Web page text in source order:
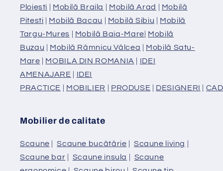
Ploiesti | Mobilă Braila | Mobilă Arad | Mobilă
Pitesti | Mobilă Bacau | Mobilă Sibiu | Mobilă
Targu-Mures | Mobilă Baia-Mare| Mobilă
Buzau | Mobilă Râmnicu Vâlcea | Mobilă Satu-
Mare | MOBILA DIN ROMANIA | IDEI
AMENAJARE | IDEI
PRACTICE | MOBILIER | PRODUSE | DESIGNERI |
Mobilier de calitate
Scaune |Scaune bucătărie | Scaune living |
Scaune bar | Scaune insula | Scaune